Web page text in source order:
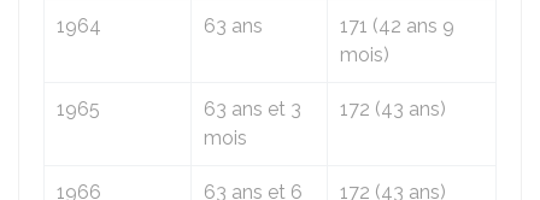
1964 63 ans
171 (42 ans 9
mois)
1965
63 ans et 3
mois
172 (43 ans)
1966
63 ans et 6
172 (43 ans)